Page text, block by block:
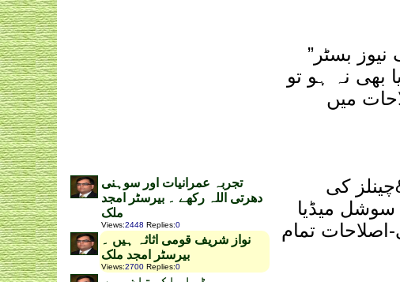
تجربہ عمرانیات اور سوہنی
دھرتی اللہ رکھے ۔ بیرسٹر امجد
ملک
Views:2448 Replies:0
نواز شریف قومی اثاثہ ہیں ۔
بیرسٹر امجد ملک
Views:2700 Replies:0
بسٹر”
سوشل میڈیا بھی نہ ہو تو
میں
کی
میڈیا
اصلاحات تمام